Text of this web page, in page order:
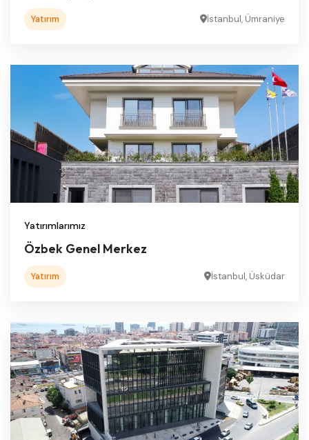
Yatırım İstanbul, Ümraniye
Yatırımlarımız
Özbek Genel Merkez
Yatırım İstanbul, Üsküdar